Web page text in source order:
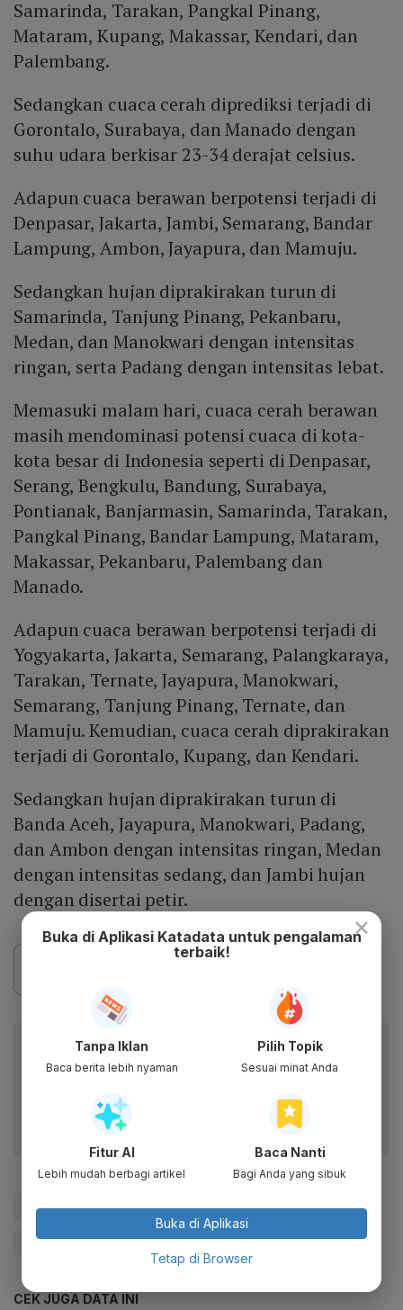
Samarinda, Tarakan, Pangkal Pinang,
Mataram, Kupang, Makassar, Kendari, dan
Palembang.
Sedangkan cuaca cerah diprediksi terjadi di
Gorontalo, Surabaya, dan Manado dengan
suhu udara berkisar 23-34 derajat celsius.
Adapun cuaca berawan berpotensi terjadi di
Denpasar, Jakarta, Jambi, Semarang, Bandar
Lampung, Ambon, Jayapura, dan Mamuju.
Sedangkan hujan diprakirakan turun di
Samarinda, Tanjung Pinang, Pekanbaru,
Medan, dan Manokwari dengan intensitas
ringan, serta Padang dengan intensitas lebat.
Memasuki malam hari, cuaca cerah berawan
masih mendominasi potensi cuaca di kota-
kota besar di Indonesia seperti di Denpasar,
Serang, Bengkulu, Bandung, Surabaya,
Pontianak, Banjarmasin, Samarinda, Tarakan,
Pangkal Pinang, Bandar Lampung, Mataram,
Makassar, Pekanbaru, Palembang dan
Manado.
Adapun cuaca berawan berpotensi terjadi di
Yogyakarta, Jakarta, Semarang, Palangkaraya,
Tarakan, Ternate, Jayapura, Manokwari,
Semarang, Tanjung Pinang, Ternate, dan
Mamuju. Kemudian, cuaca cerah diprakirakan
terjadi di Gorontalo, Kupang, dan Kendari.
Sedangkan hujan diprakirakan turun di
Banda Aceh, Jayapura, Manokwari, Padang,
dan Ambon dengan intensitas ringan, Medan
dengan intensitas sedang, dan Jambi hujan
dengan disertai petir.
Baca artikel ini lewat aplikasi mobile.
Dapatkan pengalaman membaca lebih nyaman dan nikmati
#Jakarta #hujan #BRIN #Kualitas Udara
#Polusi Udara #Update Me
CEK JUGA DATA INI
×
Buka di Aplikasi Katadata untuk pengalaman
terbaik!
Tanpa Iklan
Baca berita lebih nyaman
Pilih Topik
Sesuai minat Anda
Fitur AI
Lebih mudah berbagi artikel
Baca Nanti
Bagi Anda yang sibuk
Buka di Aplikasi
Tetap di Browser